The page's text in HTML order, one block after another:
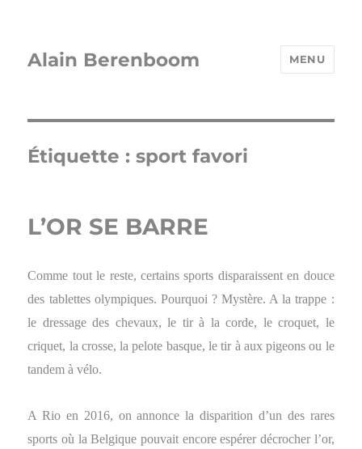
Alain Berenboom MENU
Étiquette :sport favori
L’OR SE BARRE
Comme tout le reste, certains sports disparaissent en douce
des tablettes olympiques. Pourquoi ? Mystère. A la trappe :
le dressage des chevaux, le tir à la corde, le croquet, le
criquet, la crosse, la pelote basque, le tir à aux pigeons ou le
tandem à vélo.
A Rio en 2016, on annonce la disparition d’un des rares
sports où la Belgique pouvait encore espérer décrocher l’or,